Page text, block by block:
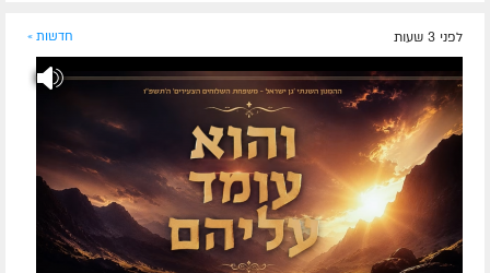
לפני 3 שעות חדשות »